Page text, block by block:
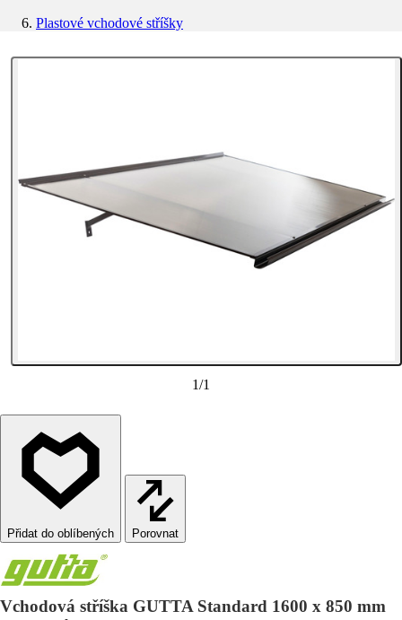
Plastové vchodové stříšky
1/1
Porovnat
Vchodová stříška GUTTA Standard 1600 x 850 mm